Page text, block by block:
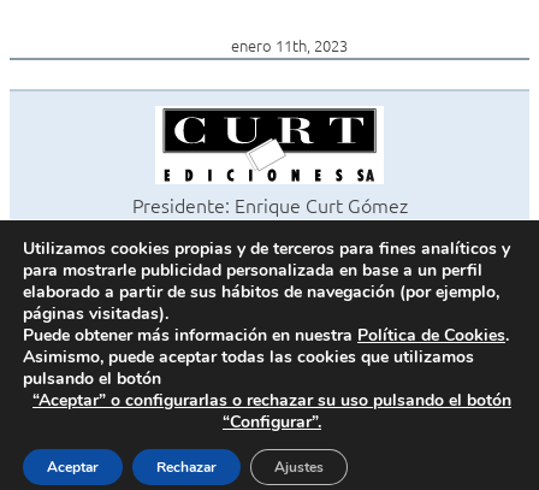
enero 11th, 2023
Presidente: Enrique Curt Gómez
©2026 Revista Cocinas y Baños
Todos los derechos reservados
Paseo de Gracia, 63. 1º 2ª. 08008 Barcelona -
Fax 933 183 505
Política de cookies
Política de privacidad
Utilizamos cookies propias y de terceros para fines analíticos y
para mostrarle publicidad personalizada en base a un perfil
elaborado a partir de sus hábitos de navegación (por ejemplo,
páginas visitadas).
Puede obtener más información en nuestra Política de Cookies.
Asimismo, puede aceptar todas las cookies que utilizamos
pulsando el botón
“Aceptar” o configurarlas o rechazar su uso pulsando el botón
“Configurar”.
Aceptar Rechazar Ajustes